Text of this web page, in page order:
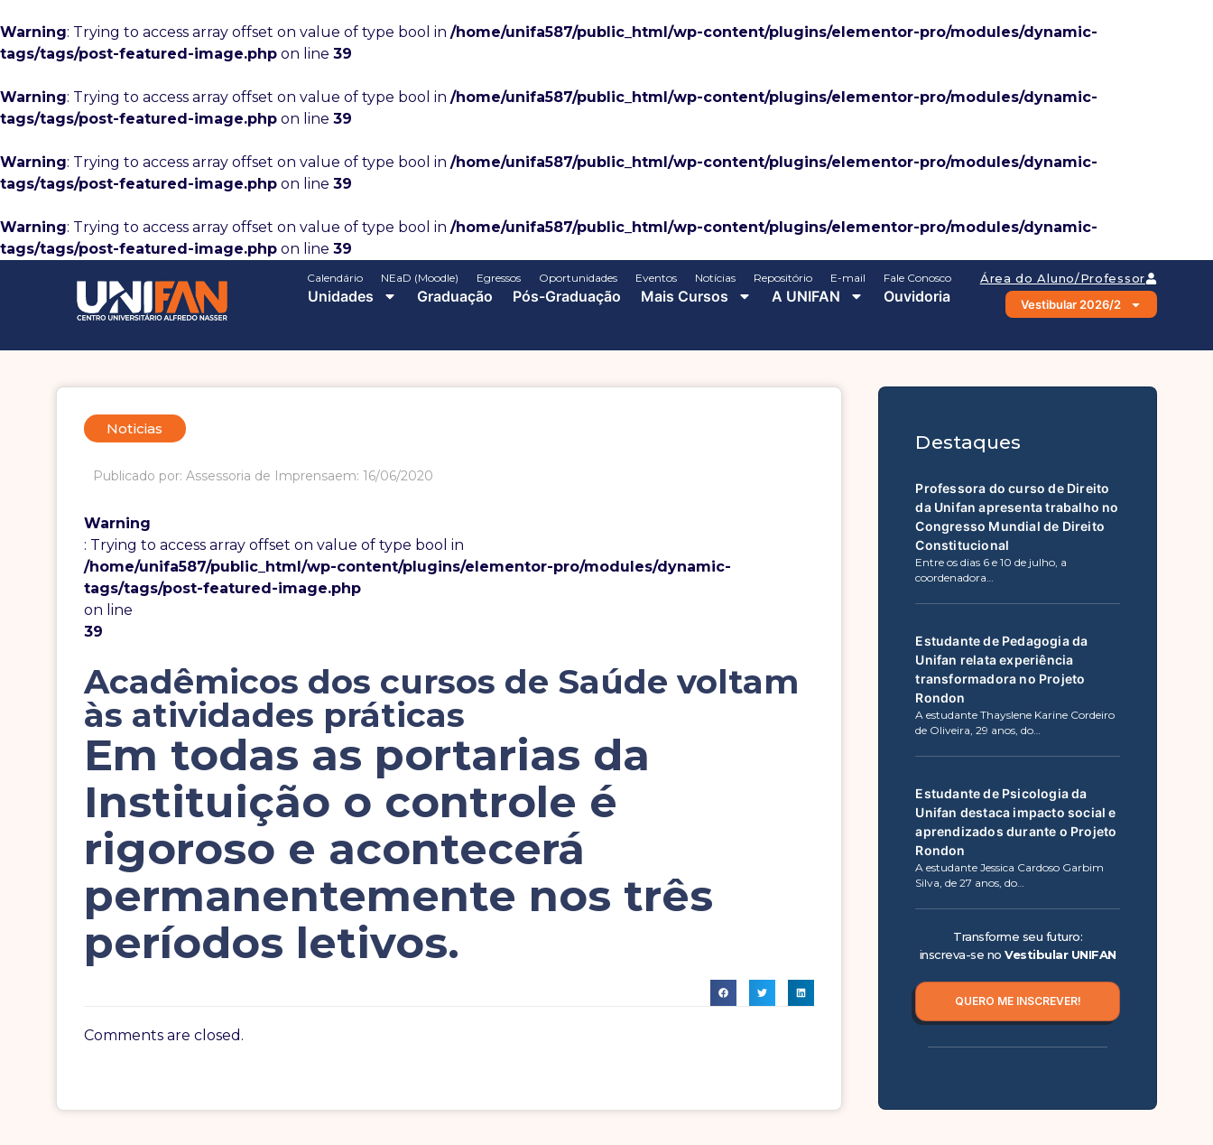
Warning: Trying to access array offset on value of type bool in /home/unifa587/public_html/wp-content/plugins/elementor-pro/modules/dynamic-
tags/tags/post-featured-image.php on line 39
Warning: Trying to access array offset on value of type bool in /home/unifa587/public_html/wp-content/plugins/elementor-pro/modules/dynamic-
tags/tags/post-featured-image.php on line 39
Warning: Trying to access array offset on value of type bool in /home/unifa587/public_html/wp-content/plugins/elementor-pro/modules/dynamic-
tags/tags/post-featured-image.php on line 39
Warning: Trying to access array offset on value of type bool in /home/unifa587/public_html/wp-content/plugins/elementor-pro/modules/dynamic-
tags/tags/post-featured-image.php on line 39
Calendário NEaD (Moodle) Egressos Oportunidades Eventos Notícias Repositório E-mail Fale Conosco
Unidades Graduação Pós-Graduação Mais Cursos A UNIFAN Ouvidoria
Área do Aluno/Professor
Vestibular 2026/2
Noticias
Publicado por: Assessoria de Imprensaem: 16/06/2020
Warning
: Trying to access array offset on value of type bool in
/home/unifa587/public_html/wp-content/plugins/elementor-pro/modules/dynamic-
tags/tags/post-featured-image.php
on line
39
Acadêmicos dos cursos de Saúde voltam
às atividades práticas
Em todas as portarias da
Instituição o controle é
rigoroso e acontecerá
permanentemente nos três
períodos letivos.
Comments are closed.
Destaques
Professora do curso de Direito
da Unifan apresenta trabalho no
Congresso Mundial de Direito
Constitucional
Entre os dias 6 e 10 de julho, a
coordenadora…
Estudante de Pedagogia da
Unifan relata experiência
transformadora no Projeto
Rondon
A estudante Thayslene Karine Cordeiro
de Oliveira, 29 anos, do…
Estudante de Psicologia da
Unifan destaca impacto social e
aprendizados durante o Projeto
Rondon
A estudante Jessica Cardoso Garbim
Silva, de 27 anos, do…
Transforme seu futuro:
inscreva-se noVestibular UNIFAN
QUERO ME INSCREVER!